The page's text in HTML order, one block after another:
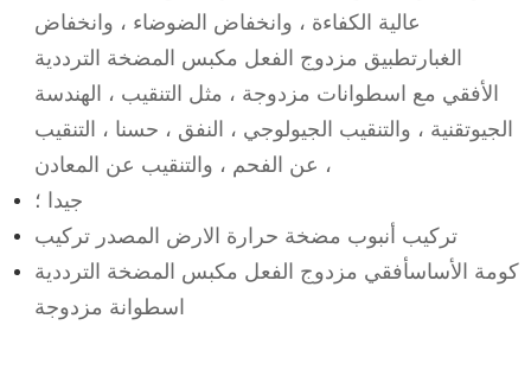
عالية الكفاءة ، وانخفاض الضوضاء ، وانخفاض
الغبارتطبيق مزدوج الفعل مكبس المضخة الترددية
الأفقي مع اسطوانات مزدوجة ، مثل التنقيب ، الهندسة
الجيوتقنية ، والتنقيب الجيولوجي ، النفق ، حسنا ، التنقيب
عن الفحم ، والتنقيب عن المعادن ،
جيدا ؛
تركيب أنبوب مضخة حرارة الارض المصدر تركيب
كومة الأساسأفقي مزدوج الفعل مكبس المضخة الترددية
اسطوانة مزدوجة